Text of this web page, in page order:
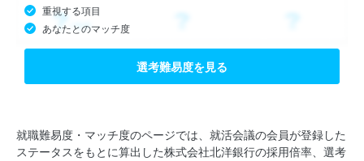
重視する項目
あなたとのマッチ度
選考難易度を見る
就職難易度・マッチ度のページでは、就活会議の会員が登録した
ステータスをもとに算出した株式会社北洋銀行の採用倍率、選考